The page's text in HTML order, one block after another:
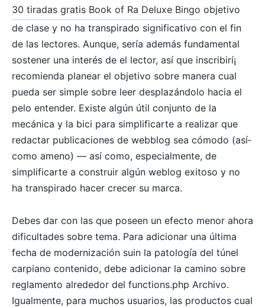
30 tiradas gratis Book of Ra Deluxe Bingo objetivo
de clase y no ha transpirado significativo con el fin
de las lectores. Aunque, serí­a además fundamental
sostener una interés de el lector, así que inscribirí¡
recomienda planear el objetivo sobre manera cual
pueda ser simple sobre leer desplazándolo hacia el
pelo entender. Existe algún útil conjunto de la
mecánica y la bici para simplificarte a realizar que
redactar publicaciones de webblog sea cómodo (así­
como ameno) — así­ como, especialmente, de
simplificarte a construir algún weblog exitoso y no
ha transpirado hacer crecer su marca.
Debes dar con las que poseen un efecto menor ahora
dificultades sobre tema. Para adicionar una última
fecha de modernización suin la patologí­a del túnel
carpiano contenido, debe adicionar la camino sobre
reglamento alrededor del functions.php Archivo.
Igualmente, para muchos usuarios, las productos cual